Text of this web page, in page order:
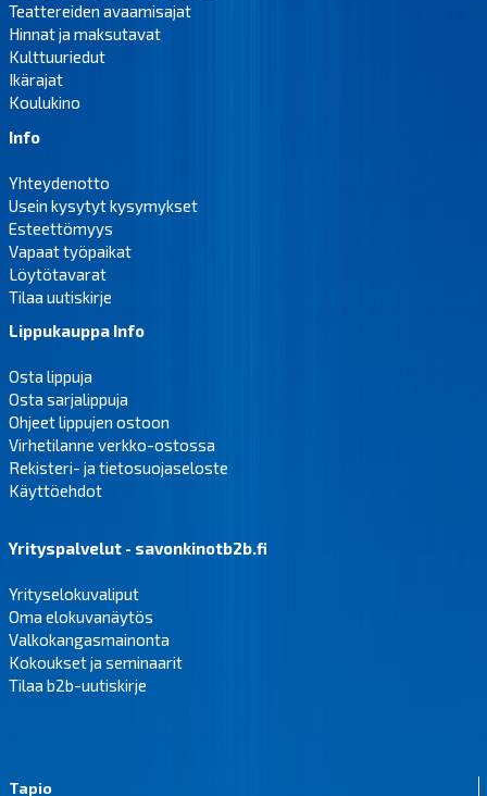
Teattereiden avaamisajat
Hinnat ja maksutavat
Kulttuuriedut
Ikärajat
Koulukino
Info
Yhteydenotto
Usein kysytyt kysymykset
Esteettömyys
Vapaat työpaikat
Löytötavarat
Tilaa uutiskirje
Lippukauppa Info
Osta lippuja
Osta sarjalippuja
Ohjeet lippujen ostoon
Virhetilanne verkko-ostossa
Rekisteri- ja tietosuojaseloste
Käyttöehdot
Yrityspalvelut - savonkinotb2b.fi
Yrityselokuvaliput
Oma elokuvanäytös
Valkokangasmainonta
Kokoukset ja seminaarit
Tilaa b2b-uutiskirje
Tapio